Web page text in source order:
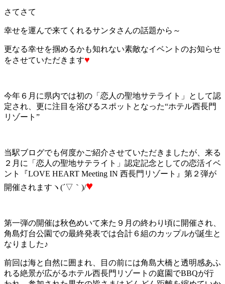
さてさて
幸せを運んで来てくれるサンタさんの話題から～
更なる幸せを掴めるかも知れない素敵なイベントのお知らせ
をさせていただきます♥
今年６月に県内では初の「恋人の聖地サテライト」として認
定され、更に注目を浴びるスポットとなった“ホテル西長門
リゾート”
当駅ブログでも何度かご紹介させていただきましたが、来る
２月に「恋人の聖地サテライト」認定記念としての恋活イベ
ント『LOVE HEART Meeting IN 西長門リゾート』第２弾が
開催されますヽ(´▽｀)/♥
第一弾の開催は秋色めいて来た９月の終わり頃に開催され、
角島灯台公園での最終発表では合計６組のカップルが誕生と
なりました♪
前回は海と自然に囲まれ、目の前には角島大橋と透明感あふ
れる絶景が広がるホテル西長門リゾートの庭園でBBQが行